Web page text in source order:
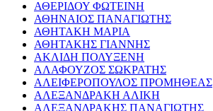
ΑΘΕΡΙΔΟΥ ΦΩΤΕΙΝΗ
ΑΘΗΝΑΙΟΣ ΠΑΝΑΓΙΩΤΗΣ
ΑΘΗΤΑΚΗ ΜΑΡΙΑ
ΑΘΗΤΑΚΗΣ ΓΙΑΝΝΗΣ
ΑΚΛΙΔΗ ΠΟΛΥΞΕΝΗ
ΑΛΑΦΟΥΖΟΣ ΣΩΚΡΑΤΗΣ
ΑΛΕΙΦΕΡΟΠΟΥΛΟΣ ΠΡΟΜΗΘΕΑΣ
ΑΛΕΞΑΝΔΡΑΚΗ ΑΛΙΚΗ
ΑΛΕΞΑΝΔΡΑΚΗΣ ΠΑΝΑΓΙΩΤΗΣ